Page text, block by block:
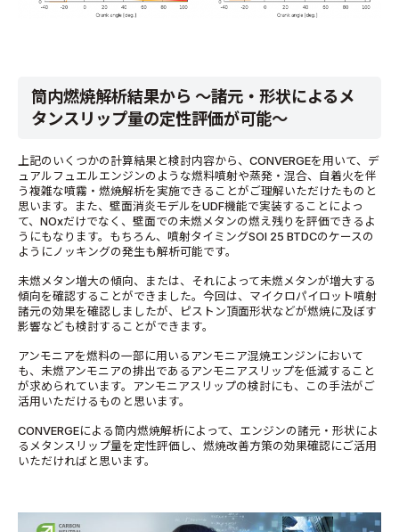
筒内燃焼解析結果から ～諸元・形状によるメ
タンスリップ量の定性評価が可能～
上記のいくつかの計算結果と検討内容から、CONVERGEを用いて、デ
ュアルフュエルエンジンのような燃料噴射や蒸発・混合、自着火を伴
う複雑な噴霧・燃焼解析を実施できることがご理解いただけたものと
思います。また、壁面消炎モデルをUDF機能で実装することによっ
て、NOxだけでなく、壁面での未燃メタンの燃え残りを評価できるよ
うにもなります。もちろん、噴射タイミングSOI 25 BTDCのケースの
ようにノッキングの発生も解析可能です。
未燃メタン増大の傾向、または、それによって未燃メタンが増大する
傾向を確認することができました。今回は、マイクロパイロット噴射
諸元の効果を確認しましたが、ピストン頂面形状などが燃焼に及ぼす
影響なども検討することができます。
アンモニアを燃料の一部に用いるアンモニア混焼エンジンにおいて
も、未燃アンモニアの排出であるアンモニアスリップを低減すること
が求められています。アンモニアスリップの検討にも、この手法がご
活用いただけるものと思います。
CONVERGEによる筒内燃焼解析によって、エンジンの諸元・形状によ
るメタンスリップ量を定性評価し、燃焼改善方策の効果確認にご活用
いただければと思います。